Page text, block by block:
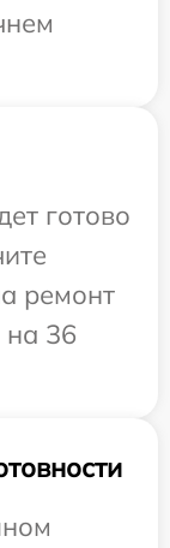
готово
ремонт
на 36